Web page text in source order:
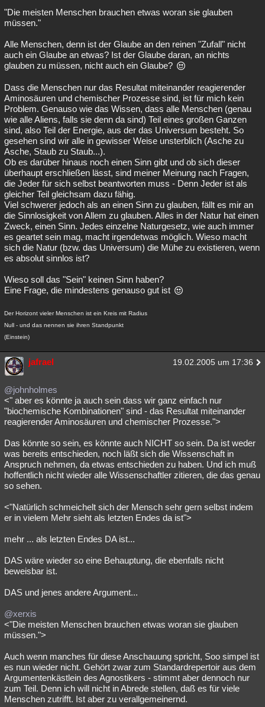
"Die meisten Menschen brauchen etwas woran sie glauben
müssen."
Alle Menschen, denn ist der Glaube an den reinen "Zufall" nicht
auch ein Glaube an etwas? Ist der Glaube daran, an nichts
glauben zu müssen, nicht auch ein Glaube?
Dass die Menschen nur das Resultat miteinander reagierender
Aminosäuren und chemischer Prozesse sind, ist für mich kein
Problem. Genauso wie das Wissen, dass alle Menschen (genau
wie alle Aliens, falls sie denn da sind) Teil eines großen Ganzen
sind, also Teil der Energie, aus der das Universum besteht. So
gesehen sind wir alle in gewisser Weise unsterblich (Asche zu
Asche, Staub zu Staub...).
Ob es darüber hinaus noch einen Sinn gibt und ob sich dieser
überhaupt erschließen lässt, sind meiner Meinung nach Fragen,
die Jeder für sich selbst beantworten muss - Denn Jeder ist als
gleicher Teil gleichsam dazu fähig.
Viel schwerer jedoch als an einen Sinn zu glauben, fällt es mir an
die Sinnlosigkeit von Allem zu glauben. Alles in der Natur hat einen
Zweck, einen Sinn. Jedes einzelne Naturgesetz, wie auch immer
es geartet sein mag, macht irgendetwas möglich. Wieso macht
sich die Natur (bzw. das Universum) die Mühe zu existieren, wenn
es absolut sinnlos ist?
Wieso soll das "Sein" keinen Sinn haben?
Eine Frage, die mindestens genauso gut ist
Der Horizont vieler Menschen ist ein Kreis mit Radius
Null - und das nennen sie ihren Standpunkt
(Einstein)
jafrael 19.02.2005 um 17:36
@johnholmes
<" aber es könnte ja auch sein dass wir ganz einfach nur
"biochemische Kombinationen" sind - das Resultat miteinander
reagierender Aminosäuren und chemischer Prozesse.">
Das könnte so sein, es könnte auch NICHT so sein. Da ist weder
was bereits entschieden, noch läßt sich die Wissenschaft in
Anspruch nehmen, da etwas entschieden zu haben. Und ich muß
hoffentlich nicht wieder alle Wissenschaftler zitieren, die das genau
so sehen.
<"Natürlich schmeichelt sich der Mensch sehr gern selbst indem
er in vielem Mehr sieht als letzten Endes da ist">
mehr ... als letzten Endes DA ist...
DAS wäre wieder so eine Behauptung, die ebenfalls nicht
beweisbar ist.
DAS und jenes andere Argument...
@xerxis
<"Die meisten Menschen brauchen etwas woran sie glauben
müssen.">
Auch wenn manches für diese Anschauung spricht, Soo simpel ist
es nun wieder nicht. Gehört zwar zum Standardrepertoir aus dem
Argumentenkästlein des Agnostikers - stimmt aber dennoch nur
zum Teil. Denn ich will nicht in Abrede stellen, daß es für viele
Menschen zutrifft. Ist aber zu verallgemeinernd.